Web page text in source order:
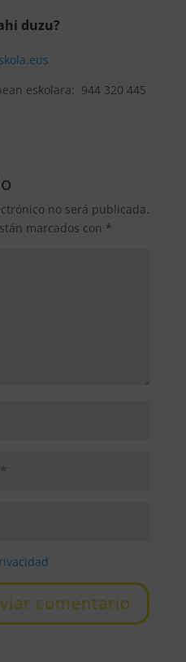
duzu?
eskolara: 944 320 445
no será publicada.
marcados con *